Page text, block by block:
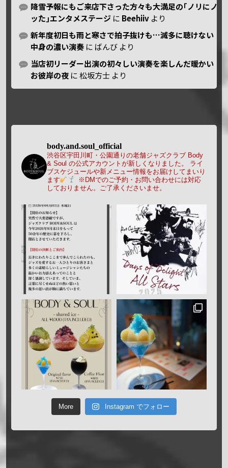
降雪予報にもご来店下さった方々も大満足の｢ノリにノ
ッた｣エンタメステージ に Beehiiv より
新年度初日も雨と寒さで拍子抜けも…滅多に聴けない
中身の濃い演奏 に ばんび より
当店初リーダー出演の初々しい演奏を楽しんだ暖かい
お彼岸の夜 に松坂方士 より
body.and.soul_official
渋谷区宇田川町・公園通りの老舗ジャズクラブ Body
& Soul の公式アカウントが新しくなりました。
ライ
ブスケジュールや新メニュー情報をお届けしてまいり
ます
※DMでのご予約・お問い合わせには対応
しておりません。ご了承くださいませ。
More Instagram でフォロー